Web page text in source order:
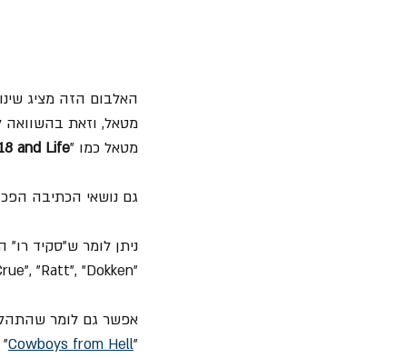
האלבום הזה מציג
מטאל כמו "18 and Life
גם נושאי הכתיבה
ניתן לומר ש"סקיד
"Motley Crue", "Ratt", "Dokken" ועוד.
"
Cowboys from Hell